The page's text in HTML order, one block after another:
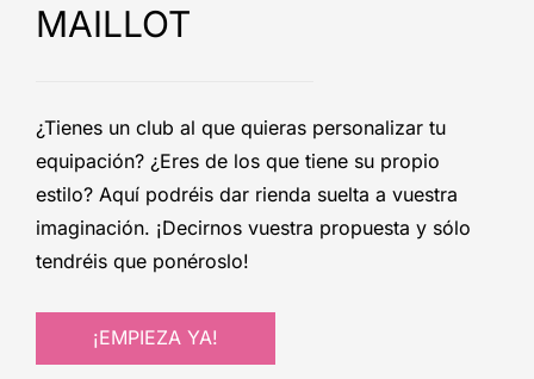
MAILLOT
¿Tienes un club al que quieras personalizar tu
equipación? ¿Eres de los que tiene su propio
estilo? Aquí podréis dar rienda suelta a vuestra
imaginación. ¡Decirnos vuestra propuesta y sólo
tendréis que ponéroslo!
¡EMPIEZA YA!